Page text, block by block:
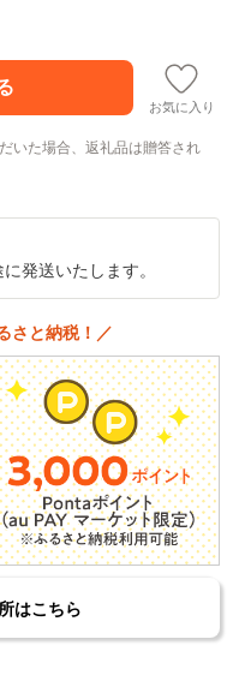
お気に入り
いた場合、返礼品は贈答され
発送いたします。
さと納税！／
はこちら